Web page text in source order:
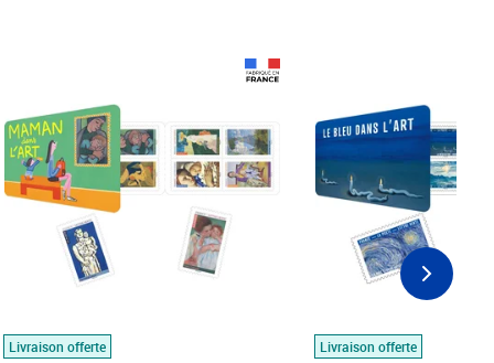
Livraison offerte
Livraison offerte